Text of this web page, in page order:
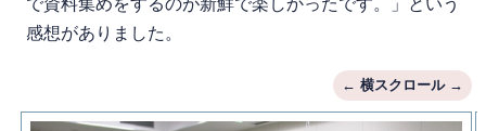
で資料集めをするのが新鮮で楽しかったです。」という
感想がありました。